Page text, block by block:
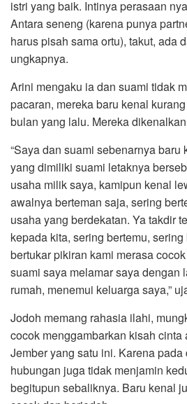
istri yang baik. Intinya perasaan
Antara seneng (karena punya
harus pisah sama ortu), takut, ada
ungkapnya.
Arini mengaku ia dan suami tidak
pacaran, mereka baru kenal
bulan yang lalu. Mereka
“Saya dan suami sebenarnya
yang dimiliki suami letaknya
usaha milik saya, kamipun kenal
awalnya berteman saja, sering
usaha yang berdekatan. Ya takdir
kepada kita, sering bertemu,
bertukar pikiran kami merasa
suami saya melamar saya dengan
rumah, menemui keluarga saya,”
Jodoh memang rahasia ilahi,
cocok menggambarkan kisah
Jember yang satu ini. Karena
hubungan juga tidak menjamin
begitupun sebaliknya. Baru kenal